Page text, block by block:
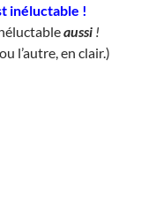
inéluctable !
aussi !
l’autre, en clair.)